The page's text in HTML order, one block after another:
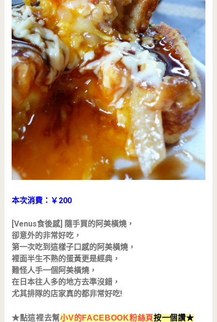
本次消費： ￥ 200
[Venus食後感] 隨手買的阿美橫燒，
卻意外的非常好吃，
第一次吃到這樣子口感的阿美橫燒，
裡面半生不熟的蛋黃更是經典，
難怪人手一個阿美橫燒，
在日本往人多的地方去準沒錯，
尤其排隊的店家真的都非常好吃!
★點這裡去幫小V的FACEBOOK粉絲頁按一個讚★